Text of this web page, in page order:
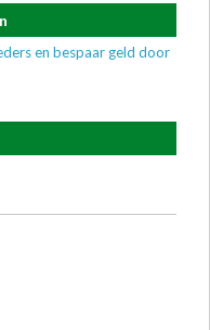
en bespaar geld door